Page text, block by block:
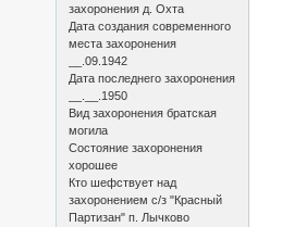
захоронения д. Охта
Дата создания современного
места захоронения
__.09.1942
Дата последнего захоронения
__.__.1950
Вид захоронения братская
могила
Состояние захоронения
хорошее
Кто шефствует над
захоронением с/з "Красный
Партизан" п. Лычково